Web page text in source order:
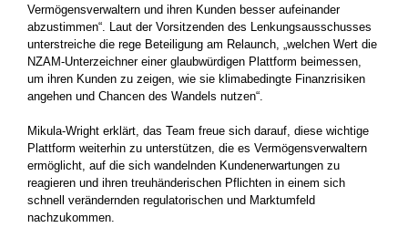
Vermögensverwaltern und ihren Kunden besser aufeinander
abzustimmen“. Laut der Vorsitzenden des Lenkungsausschusses
unterstreiche die rege Beteiligung am Relaunch, „welchen Wert die
NZAM-Unterzeichner einer glaubwürdigen Plattform beimessen,
um ihren Kunden zu zeigen, wie sie klimabedingte Finanzrisiken
angehen und Chancen des Wandels nutzen“.
Mikula-Wright erklärt, das Team freue sich darauf, diese wichtige
Plattform weiterhin zu unterstützen, die es Vermögensverwaltern
ermöglicht, auf die sich wandelnden Kundenerwartungen zu
reagieren und ihren treuhänderischen Pflichten in einem sich
schnell verändernden regulatorischen und Marktumfeld
nachzukommen.